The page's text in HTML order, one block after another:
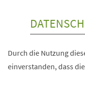
Durch die Nutzung
einverstanden, dass